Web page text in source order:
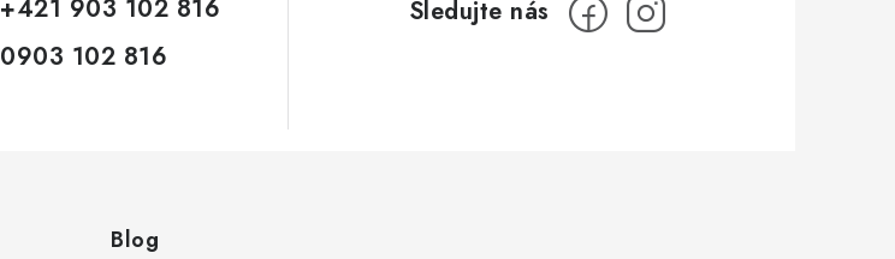
+421 903 102 816
0903 102 816
Blog